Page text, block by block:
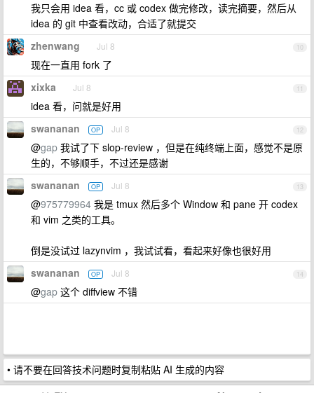
我只会用 idea 看，cc 或 codex 做完修改，读完摘要，然后从
idea 的 git 中查看改动，合适了就提交
10
zhenwang Jul 8
现在一直用 fork 了
11
xixka Jul 8
idea 看，问就是好用
12
swananan OP Jul 8
@gap 我试了下 slop-review ，但是在纯终端上面，感觉不是原
生的，不够顺手，不过还是感谢
13
swananan OP Jul 8
@975779964 我是 tmux 然后多个 Window 和 pane 开 codex
和 vim 之类的工具。
倒是没试过 lazynvim ，我试试看，看起来好像也很好用
14
swananan OP Jul 8
@gap 这个 diffview 不错
• 请不要在回答技术问题时复制粘贴 AI 生成的内容